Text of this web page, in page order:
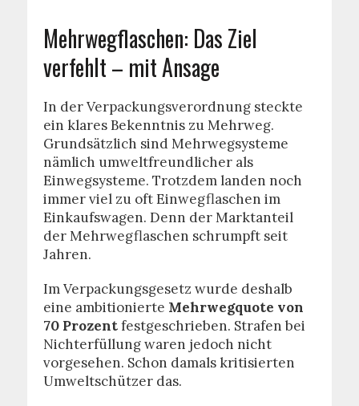
Mehrwegflaschen: Das Ziel
verfehlt – mit Ansage
In der Verpackungsverordnung steckte
ein klares Bekenntnis zu Mehrweg.
Grundsätzlich sind Mehrwegsysteme
nämlich umweltfreundlicher als
Einwegsysteme. Trotzdem landen noch
immer viel zu oft Einwegflaschen im
Einkaufswagen. Denn der Marktanteil
der Mehrwegflaschen schrumpft seit
Jahren.
Im Verpackungsgesetz wurde deshalb
eine ambitionierte Mehrwegquote von
70 Prozentfestgeschrieben. Strafen bei
Nichterfüllung waren jedoch nicht
vorgesehen. Schon damals kritisierten
Umweltschützer das.